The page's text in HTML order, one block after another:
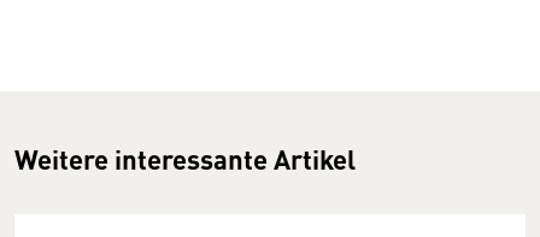
Weitere interessante Artikel